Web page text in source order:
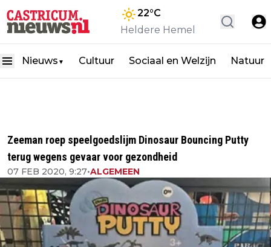
22°C
Heldere Hemel
Nieuws ▼ Cultuur Sociaal en Welzijn Natuur
Zeeman roep speelgoedslijm Dinosaur Bouncing Putty
terug wegens gevaar voor gezondheid
07 FEB 2020, 9:27•ALGEMEEN